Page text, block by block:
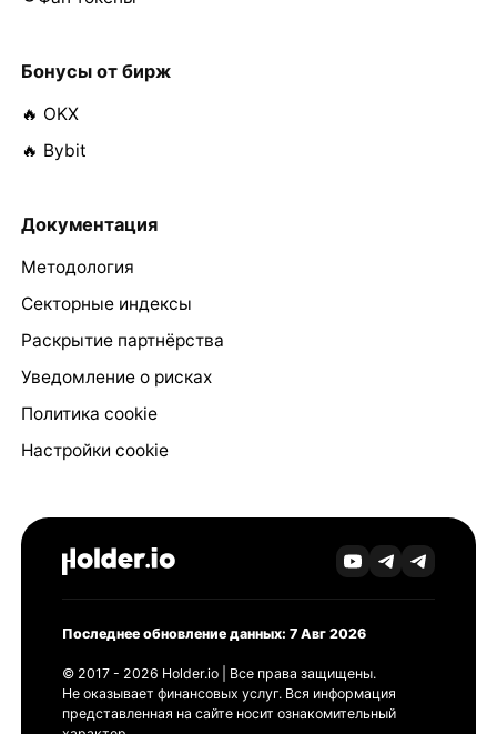
Бонусы от бирж
🔥 OKX
🔥 Bybit
Документация
Методология
Секторные индексы
Раскрытие партнёрства
Уведомление о рисках
Политика cookie
Настройки cookie
Последнее обновление данных: 7 Авг 2026
© 2017 - 2026 Holder.io | Все права защищены.
Не оказывает финансовых услуг. Вся информация
представленная на сайте носит ознакомительный